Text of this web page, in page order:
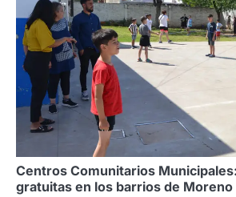
Centros Comunitarios
gratuitas en los barrios de Moreno